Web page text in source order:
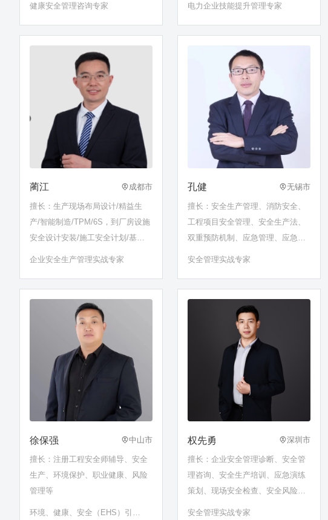
健康安全管理咨询专家 电力企业技能提升管理专家
蔺江 成都市
擅长：生产现场布局设计/精益生
产/智能制造/TPM/6S，到厂房设施
安全设计安装/施工安全计划/基建
企业安全生产管理实战专家
孔健 无锡市
擅长：安全生产管理、消防安全、
工程项目安全管理、安全生产法、
双重预防机制、应急管理、应急演
安全管理实战专家
徐保强 中山市
擅长：注册工程安全师辅导、安全
生产、环境保护、职业健康、风险
管理等
环境、健康、安全（EHS）引导
权先勇 深圳市
擅长：企业安全管理诊断、安全管
理咨询、安全生产培训、应急演练
策划、现场安全检查、安全风险评
估、安全活动策划、安全隐患整改
安全管理实战专家